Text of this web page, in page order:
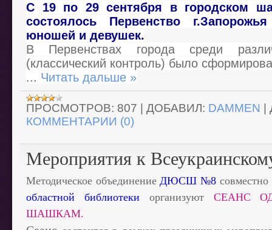
С 19 по 29 сентября в городском
состоялось Первенство
юношей и девушек.
В Первенствах города среди
(классический контроль) было
... Читать дальше »
ПРОСМОТРОВ: 807 ДОБАВИЛ: DAMMEN
КОММЕНТАРИИ (0)
Мероприятия к
Методическое объединениеДЮСШ №8
областной библиотеки организуют СЕАНС
ШАШКАМ.